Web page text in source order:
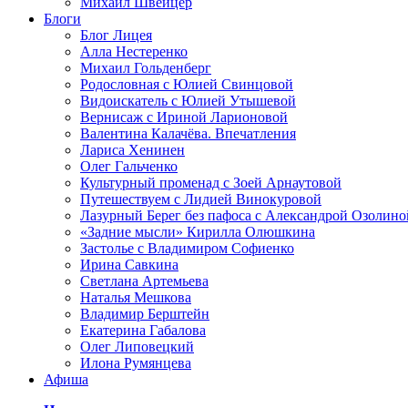
Блоги
Блог Лицея
Алла Нестеренко
Михаил Гольденберг
Родословная с Юлией Свинцовой
Видоискатель с Юлией Утышевой
Вернисаж с Ириной Ларионовой
Валентина Калачёва. Впечатления
Лариса Хенинен
Олег Гальченко
Культурный променад с Зоей Арнаутовой
Путешествуем с Лидией Винокуровой
Лазурный Берег без пафоса с Александрой
«Задние мысли» Кирилла Олюшкина
Застолье с Владимиром Софиенко
Ирина Савкина
Светлана Артемьева
Наталья Мешкова
Владимир Берштейн
Екатерина Габалова
Олег Липовецкий
Илона Румянцева
Афиша